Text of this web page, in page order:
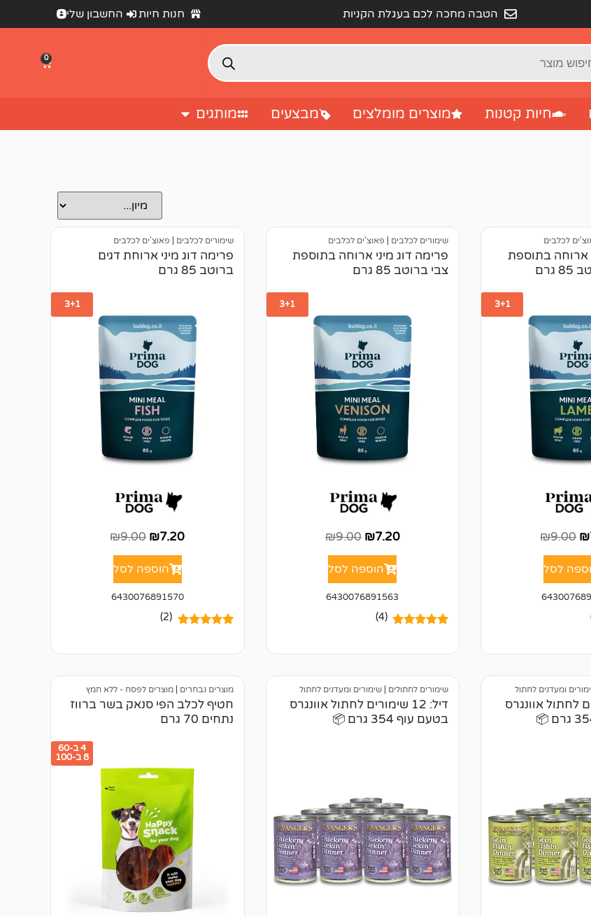
הטבה מחכה לכם בעגלת הקניות חנות חיות החשבון שלי
0
חיות קטנות מוצרים מומלצים מבצעים מותגים
לכלבים
ארוחה בתוספת
3+1
₪
₪9.00
לסל
שימורים לכלבים פאוצ'ים לכלבים
פרימה דוג מיני ארוחה בתוספת
צבי ברוטב 85 גרם
3+1
₪7.20
₪9.00
הוספה לסל
6430076891563
מבוסס על
לקוחות
(4)
שימורים לכלבים פאוצ'ים לכלבים
פרימה דוג מיני ארוחת דגים
ברוטב 85 גרם
3+1
₪7.20
₪9.00
הוספה לסל
6430076891570
מבוסס על
לקוחות
(2)
ומעדנים לחתול
לחתול אוונגרס
שימורים לחתולים | שימורים ומעדנים לחתול
דיל: 12 שימורים לחתול אוונגרס
בטעם עוף 354 גרם 📦
מוצרים נבחרים |מוצרים לפסח - ללא חמץ
חטיף לכלב הפי סנאק בשר ברווז
נתחים 70 גרם
4 ב-60
8 ב-100